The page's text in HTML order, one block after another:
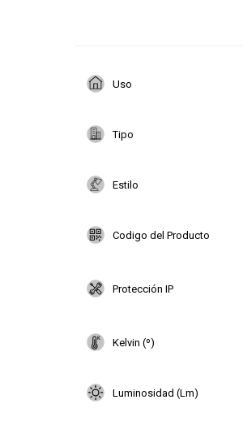
Uso
Tipo
Estilo
Codigo del Producto
Protección IP
Kelvin (º)
Luminosidad (Lm)